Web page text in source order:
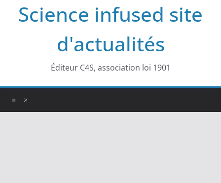
Science infused site
d'actualités
Éditeur C4S, association loi 1901